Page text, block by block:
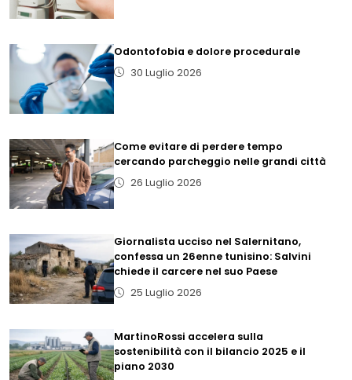
Odontofobia e dolore procedurale
30 Luglio 2026
Come evitare di perdere tempo
cercando parcheggio nelle grandi città
26 Luglio 2026
Giornalista ucciso nel Salernitano,
confessa un 26enne tunisino: Salvini
chiede il carcere nel suo Paese
25 Luglio 2026
MartinoRossi accelera sulla
sostenibilità con il bilancio 2025 e il
piano 2030